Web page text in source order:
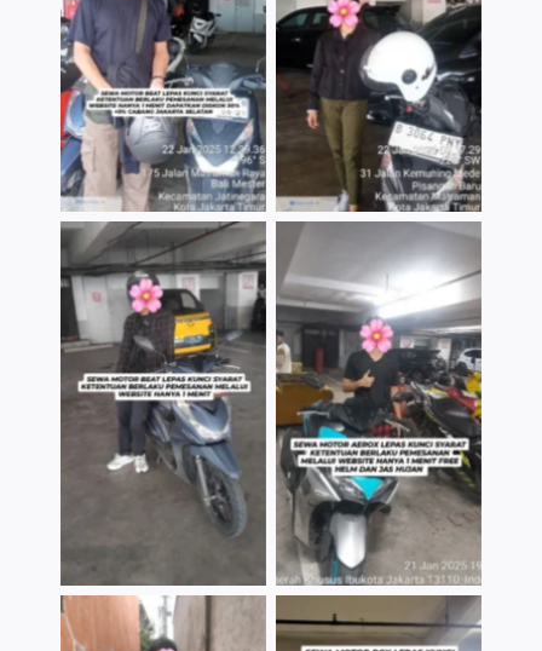
TNo Caption TNo Caption
TNo Caption TNo Caption